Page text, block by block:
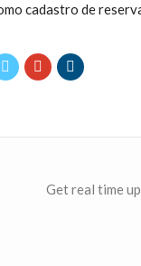
cadastro de
Get real time